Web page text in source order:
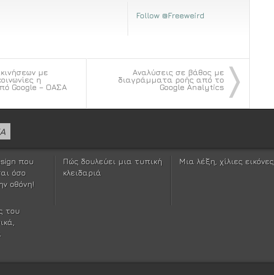
Follow @Freeweird
με
η
Google – ΟΑΣΑ
〉
Αναλύσεις σε βάθος με
διαγράμματα ροής από το
Google Analytics
που
όσο
οθόνη!
Πώς δουλεύει μια τυπική
κλειδαριά
Μια λέξη, χίλιες εικόνες
του